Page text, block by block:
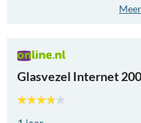
Glasvezel Internet